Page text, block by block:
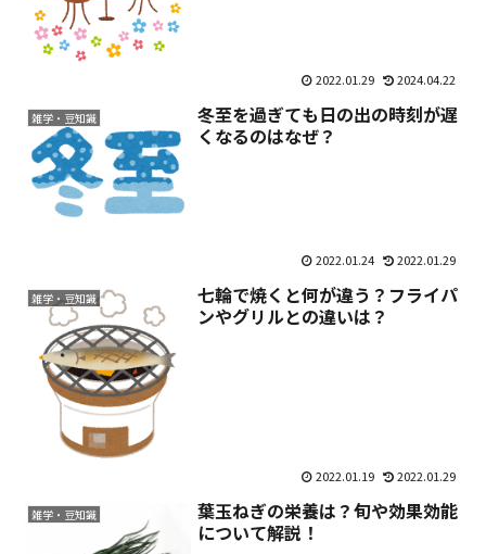
2022.01.29 2024.04.22
雑学・豆知識
冬至を過ぎても日の出の時刻が遅
くなるのはなぜ？
2022.01.24 2022.01.29
雑学・豆知識
七輪で焼くと何が違う？フライパ
ンやグリルとの違いは？
2022.01.19 2022.01.29
雑学・豆知識
葉玉ねぎの栄養は？旬や効果効能
について解説！